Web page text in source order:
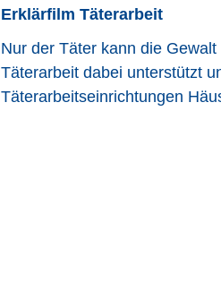
Erklärfilm Täterarbeit
Nur der Täter kann die
Täterarbeit dabei unterstützt
Täterarbeitseinrichtungen